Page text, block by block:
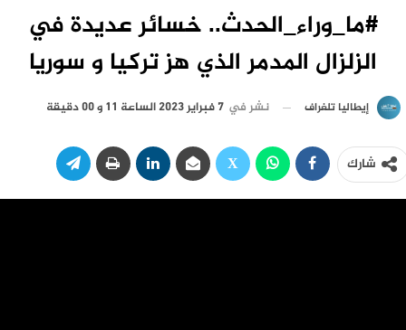
#ما_وراء_الحدث.. خسائر عديدة في
الزلزال المدمر الذي هز تركيا و سوريا
إيطاليا تلغراف نشر في 7 فبراير 2023 الساعة 11 و 00 دقيقة
شارك